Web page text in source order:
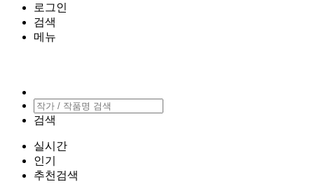
로그인
검색
메뉴
검색
실시간
인기
추천검색